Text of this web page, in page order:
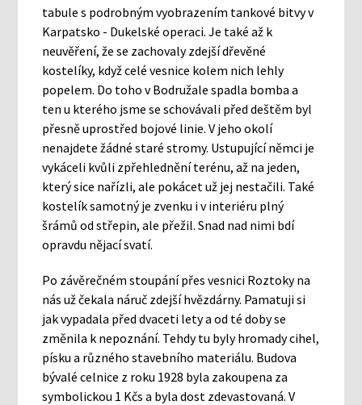
tabule s podrobným vyobrazením tankové bitvy v
Karpatsko - Dukelské operaci. Je také až k
neuvěření, že se zachovaly zdejší dřevěné
kostelíky, když celé vesnice kolem nich lehly
popelem. Do toho v Bodružale spadla bomba a
ten u kterého jsme se schovávali před deštěm byl
přesně uprostřed bojové linie. V jeho okolí
nenajdete žádné staré stromy. Ustupující němci je
vykáceli kvůli zpřehlednění terénu, až na jeden,
který sice nařízli, ale pokácet už jej nestačili. Také
kostelík samotný je zvenku i v interiéru plný
šrámů od střepin, ale přežil. Snad nad nimi bdí
opravdu nějací svatí.
Po závěrečném stoupání přes vesnici Roztoky na
nás už čekala náruč zdejší hvězdárny. Pamatuji si
jak vypadala před dvaceti lety a od té doby se
změnila k nepoznání. Tehdy tu byly hromady cihel,
písku a různého stavebního materiálu. Budova
bývalé celnice z roku 1928 byla zakoupena za
symbolickou 1 Kčs a byla dost zdevastovaná. V